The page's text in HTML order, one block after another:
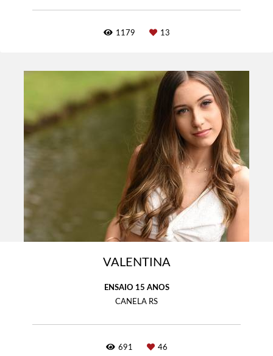
1179 13
VALENTINA
ENSAIO 15 ANOS
CANELA RS
691 46